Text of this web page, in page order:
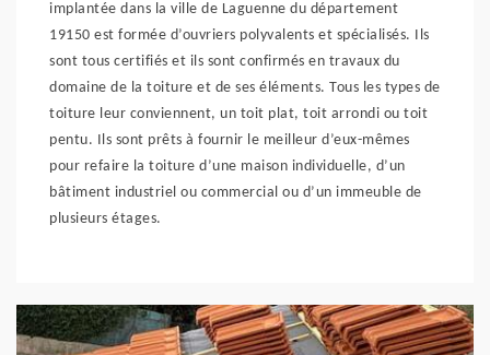
implantée dans la ville de Laguenne du département
19150 est formée d’ouvriers polyvalents et spécialisés. Ils
sont tous certifiés et ils sont confirmés en travaux du
domaine de la toiture et de ses éléments. Tous les types de
toiture leur conviennent, un toit plat, toit arrondi ou toit
pentu. Ils sont prêts à fournir le meilleur d’eux-mêmes
pour refaire la toiture d’une maison individuelle, d’un
bâtiment industriel ou commercial ou d’un immeuble de
plusieurs étages.